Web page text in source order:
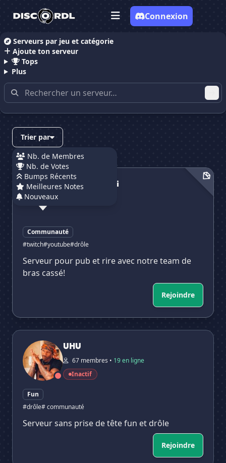
Serveurs par jeu et catégorie
Ajoute ton serveur
Tops
Plus
Connexion
Accueil
Serveurs Discord contenant
"drole"
Trier par
Nb. de Membres
Nb. de Votes
Bumps Récents
Meilleures Notes
Nouveaux
Antho & Benji
Antho & Benji
Communauté
#twitch#youtube#drôle
Serveur pour pub et rire avec notre team de
bras cassé!
Rejoindre
UHU
UHU
67 membres • 19 en ligne
Inactif
Fun
#drôle# communauté
Serveur sans prise de tête fun et drôle
Rejoindre